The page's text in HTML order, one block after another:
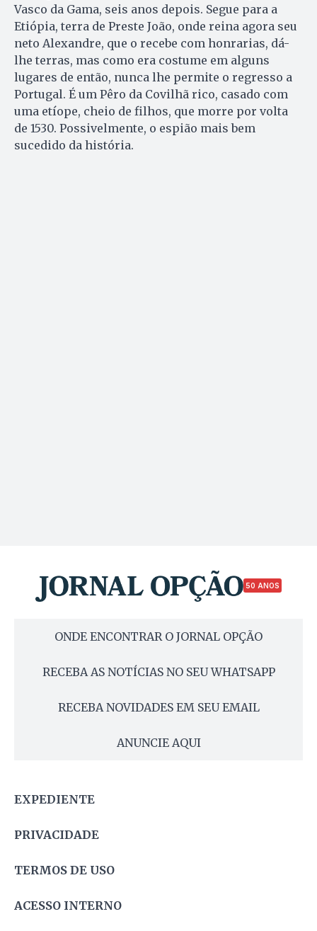
Vasco da Gama, seis anos depois. Segue para a
Etiópia, terra de Preste João, onde reina agora seu
neto Alexandre, que o recebe com honrarias, dá-
lhe terras, mas como era costume em alguns
lugares de então, nunca lhe permite o regresso a
Portugal. É um Pêro da Covilhã rico, casado com
uma etíope, cheio de filhos, que morre por volta
de 1530. Possivelmente, o espião mais bem
sucedido da história.
50 ANOS
ONDE ENCONTRAR O JORNAL OPÇÃO
RECEBA AS NOTÍCIAS NO SEU WHATSAPP
RECEBA NOVIDADES EM SEU EMAIL
ANUNCIE AQUI
EXPEDIENTE
PRIVACIDADE
TERMOS DE USO
ACESSO INTERNO